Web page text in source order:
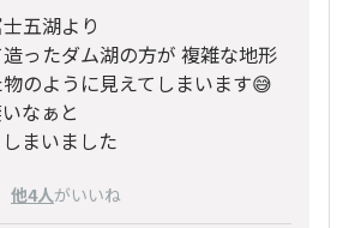
五湖より
ったダム湖の方が 複雑な地形
のように見えてしまいます😅
なぁと
まいました
他4人がいいね